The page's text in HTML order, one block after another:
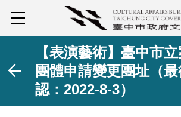
【表演藝術】臺中市
團體申請變更團址（
認：2022-8-3）